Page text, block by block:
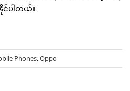
ပါတယ်။
Phones,Oppo